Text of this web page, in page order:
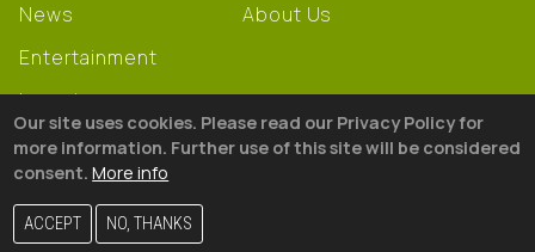
News
Entertainment
Learning
Gear
About Us
© 2026 The18
Our site uses cookies. Please read our Privacy Policy for
more information. Further use of this site will be considered
consent. More info
ACCEPT NO, THANKS